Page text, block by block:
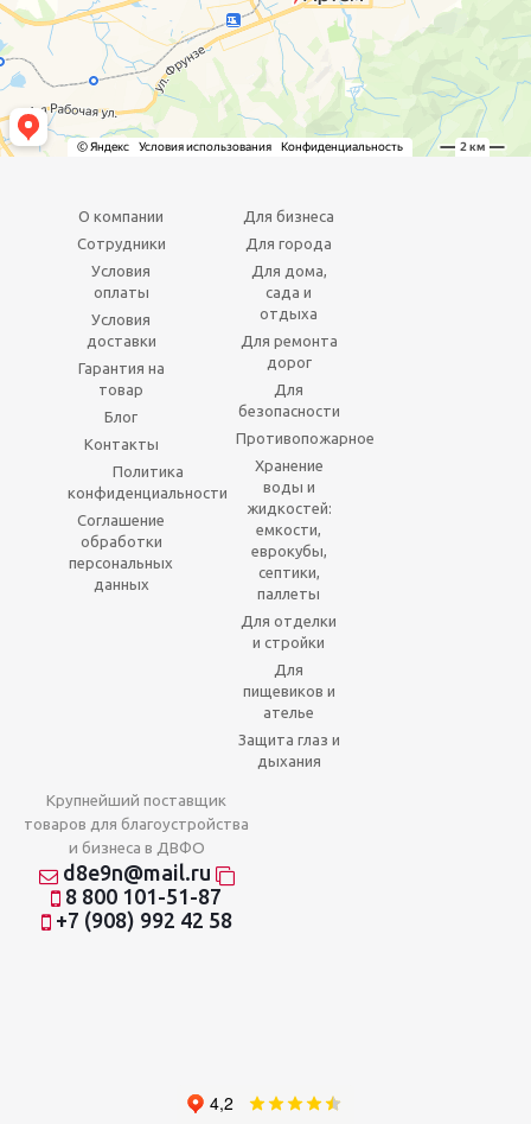
О компании
Сотрудники
Условия
оплаты
Условия
доставки
Гарантия на
товар
Блог
Контакты
Политика
конфиденциальности
Соглашение
обработки
персональных
данных
Для бизнеса
Для города
Для дома,
сада и
отдыха
Для ремонта
дорог
Для
безопасности
Противопожарное
Хранение
воды и
жидкостей:
емкости,
еврокубы,
септики,
паллеты
Для отделки
и стройки
Для
пищевиков и
ателье
Защита глаз и
дыхания
Крупнейший поставщик
товаров для благоустройства
и бизнеса в ДВФО
d8e9n@mail.ru
8 800 101-51-87
+7 (908) 992 42 58